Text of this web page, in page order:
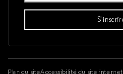
Plan du siteAccessibilité du site internet